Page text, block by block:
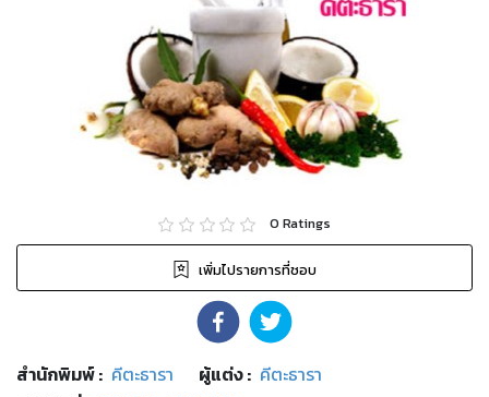
0 Ratings
เพิ่มไปรายการที่ชอบ
สำนักพิมพ์: คีตะธารา ผู้แต่ง : คีตะธารา